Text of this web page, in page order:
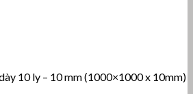
10 ly – 10 mm (1000×1000 x 10mm)